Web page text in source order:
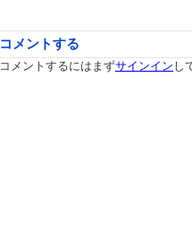
コメントする
コメントするにはまずサインイン し